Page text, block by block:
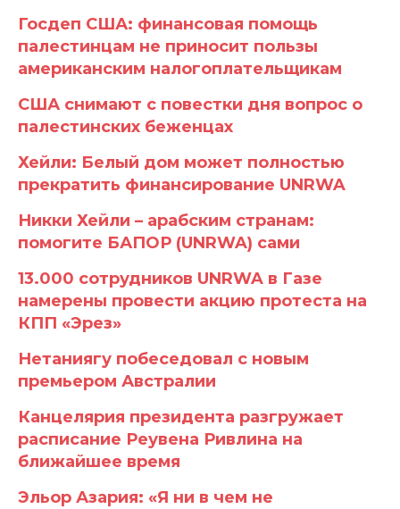
Избранные
новости.
29
2018
вечер
(Время
израильское)
Госдеп США: финансовая помощь
палестинцам не приносит пользы
американским налогоплательщикам
США снимают с повестки дня вопрос о
палестинских беженцах
Хейли: Белый дом может полностью
прекратить финансирование UNRWA
Никки Хейли – арабским странам:
помогите БАПОР (UNRWA) сами
13.000 сотрудников UNRWA в Газе
намерены провести акцию протеста на
КПП «Эрез»
Нетаниягу побеседовал с новым
премьером Австралии
Канцелярия президента разгружает
расписание Реувена Ривлина на
ближайшее время
Эльор Азария: «Я ни в чем не